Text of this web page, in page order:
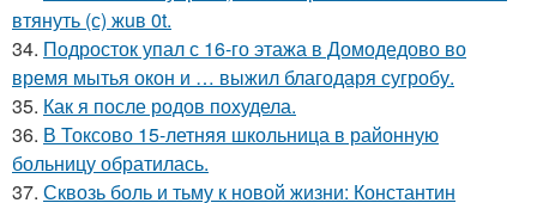
втянуть (с) жuв 0t.
34. Подросток упал с 16-го этажа в Домодедово во
время мытья окон и … выжил благодаря сугробу.
35. Как я после родов похудела.
36. В Токсово 15-летняя школьница в районную
больницу обратилась.
37. Сквозь боль и тьму к новой жизни: Константин